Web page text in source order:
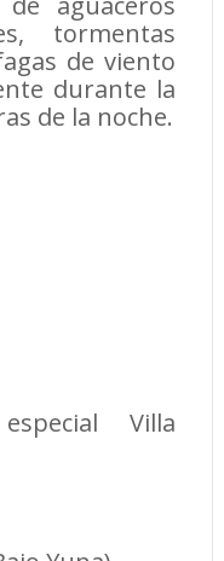
tormentas
de viento
durante la
de la noche.
Villa